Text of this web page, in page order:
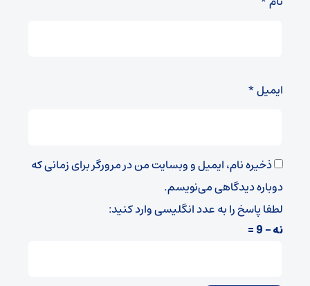
ایمیل*
ذخیره نام، ایمیل و وبسایت من در مرورگر برای زمانی که
دوباره دیدگاهی می‌نویسم.
لطفا پاسخ را به عدد انگلیسی وارد کنید:
نه − 9 =